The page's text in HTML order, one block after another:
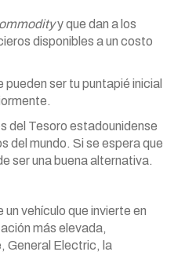
y que dan a los
disponibles a un costo
ser tu puntapié inicial
del Tesoro estadounidense
del mundo. Si se espera que
ser una buena alternativa.
un vehículo que invierte en
más elevada,
General Electric, la